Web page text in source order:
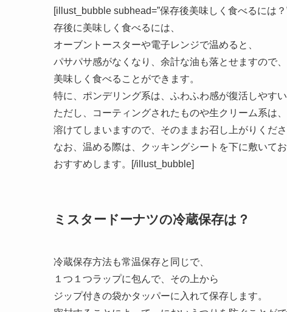
[illust_bubble subhead=”保存後美味しく食べるには？
存後に美味しく食べるには、
オーブントースターや電子レンジで温めると、
パサパサ感がなくなり、余計な油も落とせますので、
美味しく食べることができます。
特に、ポンデリング系は、ふわふわ感が復活しやすい
ただし、コーティングされたものや生クリーム系は、
溶けてしまいますので、そのままお召し上がりくださ
なお、温める際は、クッキングシートを下に敷いて
おすすめします。[/illust_bubble]
ミスタードーナツの冷蔵保存は？
冷蔵保存方法も常温保存と同じで、
１つ１つラップに包んで、その上から
ジップ付きの袋かタッパーに入れて保存します。